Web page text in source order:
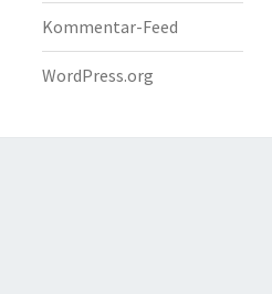
Kommentar-Feed
WordPress.org